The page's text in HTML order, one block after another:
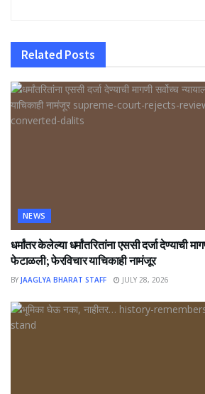
Related Posts
NEWS
धर्मांतर केलेल्या धर्मांतरितांना एससी दर्जा देण्याची
फेटाळली; फेरविचार याचिकाही नामंजूर
BY JAAGLYA BHARAT STAFF JULY 28, 2026